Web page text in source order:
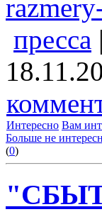
пресса |
Интересно Вам
Больше не
(0)